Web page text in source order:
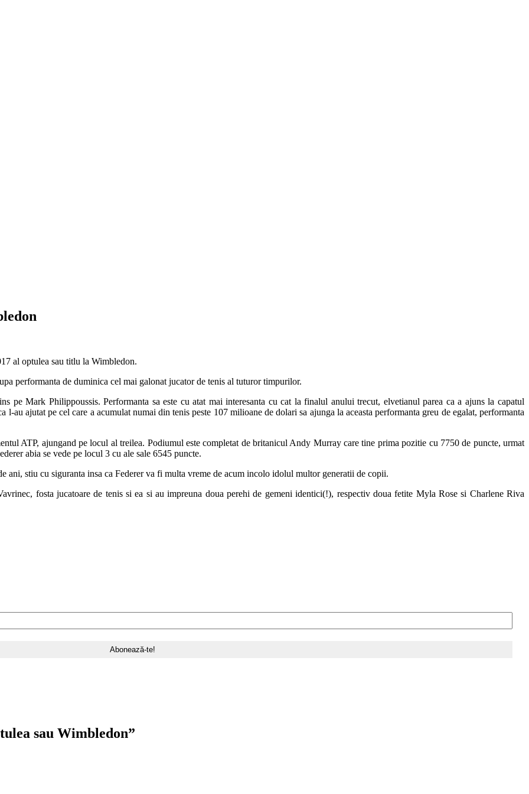
al optulea sau titlu la Wimbledon.
performanta de duminica cel mai galonat jucator de tenis al tuturor timpurilor.
pe Mark Philippoussis. Performanta sa este cu atat mai interesanta cu cat la finalul anului trecut, elvetianul parea ca a ajuns la capatul
au ajutat pe cel care a acumulat numai din tenis peste 107 milioane de dolari sa ajunga la aceasta performanta greu de egalat, performanta
ATP, ajungand pe locul al treilea. Podiumul este completat de britanicul Andy Murray care tine prima pozitie cu 7750 de puncte, urmat
abia se vede pe locul 3 cu ale sale 6545 puncte.
ani, stiu cu siguranta insa ca Federer va fi multa vreme de acum incolo idolul multor generatii de copii.
fosta jucatoare de tenis si ea si au impreuna doua perehi de gemeni identici(!), respectiv doua fetite Myla Rose si Charlene Riva
sau Wimbledon”